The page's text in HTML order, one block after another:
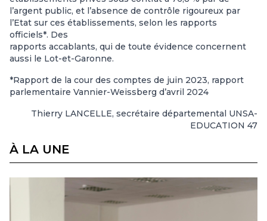
l’argent public, et l’absence de contrôle rigoureux par
l’Etat sur ces établissements, selon les rapports
officiels*. Des
rapports accablants, qui de toute évidence concernent
aussi le Lot-et-Garonne.
*Rapport de la cour des comptes de juin 2023, rapport
parlementaire Vannier-Weissberg d’avril 2024
Thierry LANCELLE, secrétaire départemental UNSA-
EDUCATION 47
À LA UNE